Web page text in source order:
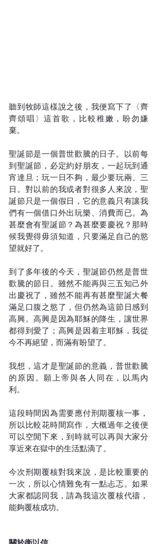
聽到牧師這樣說之後，我便寫下了〈齊
齊頌唱〉這首歌，比較稚嫩，盼勿嫌
棄。
聖誕節是一個普世歡騰的日子。以前每
到聖誕節，必定約好朋友，一起玩到通
宵達旦；玩一日不夠，最少要玩兩、三
日。對以前的我或者對很多人來說，聖
誕節只是一個假日，它的意義只有讓我
們有一個借口外出玩樂、消費而已。為
甚麼會有聖誕節？為甚麼要慶祝？那時
候我覺得毋須知道，只要滿足自己的慾
望就好了。
到了多年後的今天，聖誕節仍然是普世
歡騰的節日。雖然不能再與三五知己外
出慶祝了，雖然不能再有甚麼聖誕大餐
滿足口腹之慾了，但仍然為這節日感到
高興。高興是因為耶穌的降生，讓世界
都得到愛了；高興是因着主耶穌，我從
今不再絕望，而滿有盼望了。
我想，這才是聖誕節的意義，普世歡騰
的原因。願上帝與各人同在，以馬內
利。
這段時間因為需要應付刑期覆核一事，
所以比較花時間寫作，大概過年之後便
可以空閒下來，到時就可以再與大家分
享近來在獄中的生活點滴了。
今次刑期覆核對我來說，是比較重要的
一次，所以心情難免有一點忐忑。如果
大家都認同我，請為我這次覆核代禱，
能夠覆核成功。